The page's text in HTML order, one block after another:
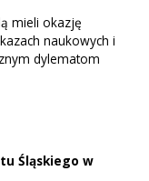
mieli okazję
naukowych i
dylematom
Śląskiego w